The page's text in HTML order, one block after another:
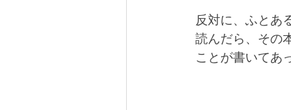
反対に、ふとあ
読んだら、その
ことが書いてあ